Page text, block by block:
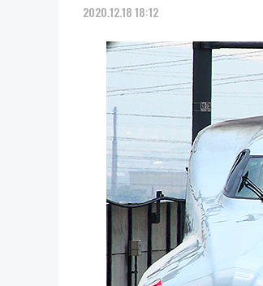
2020.12.18 18:12